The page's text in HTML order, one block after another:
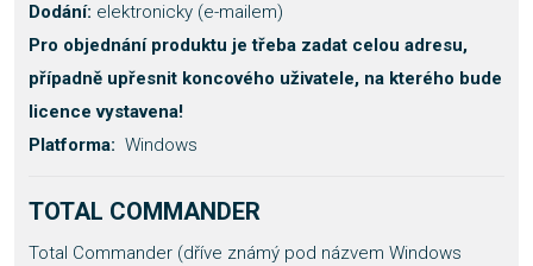
Dodání: elektronicky (e-mailem)
Pro objednání produktu je třeba zadat celou adresu,
případně upřesnit koncového uživatele, na kterého bude
licence vystavena!
Platforma: Windows
TOTAL COMMANDER
Total Commander (dříve známý pod názvem Windows